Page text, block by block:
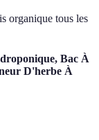
organique tous les
Bac À
D'herbe À